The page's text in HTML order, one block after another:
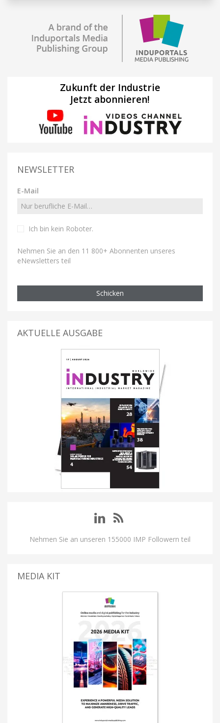
Zukunft der Industrie
Jetzt abonnieren!
NEWSLETTER
E-Mail
Ich bin kein Roboter.
Nehmen Sie an den 11 800+ Abonnenten unseres
eNewsletters teil
Schicken
AKTUELLE AUSGABE
Nehmen Sie an unseren 155000 IMP Followern teil
MEDIA KIT